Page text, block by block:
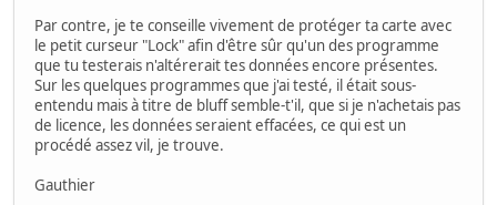
Par contre, je te conseille vivement de protéger ta carte avec
le petit curseur "Lock" afin d'être sûr qu'un des programme
que tu testerais n'altérerait tes données encore présentes.
Sur les quelques programmes que j'ai testé, il était sous-
entendu mais à titre de bluff semble-t'il, que si je n'achetais pas
de licence, les données seraient effacées, ce qui est un
procédé assez vil, je trouve.
Gauthier